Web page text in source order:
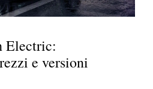
Electric:
e versioni